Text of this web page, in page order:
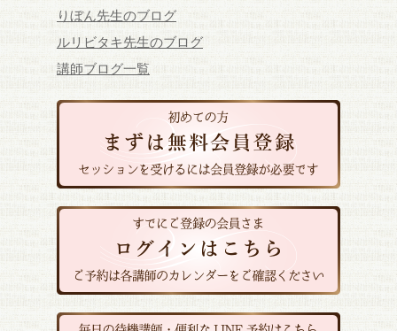
りぼん先生のブログ
ルリビタキ先生のブログ
講師ブログ一覧